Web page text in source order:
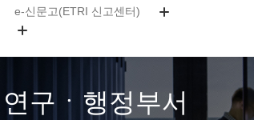
e-신문고(ETRI 신고센터)
고객의소리
수의계약 현황
연구ㆍ행정부서